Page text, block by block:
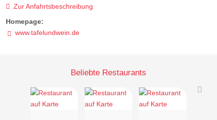
Zur Anfahrtsbeschreibung
Homepage:
www.tafelundwein.de
Beliebte Restaurants